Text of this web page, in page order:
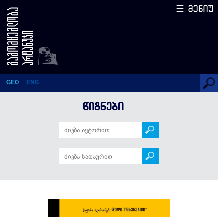
ასტრიდ ლინდგრენი
GEO ENG
☰ მენიუ
ᲬᲘᲒᲜᲔᲑᲘ